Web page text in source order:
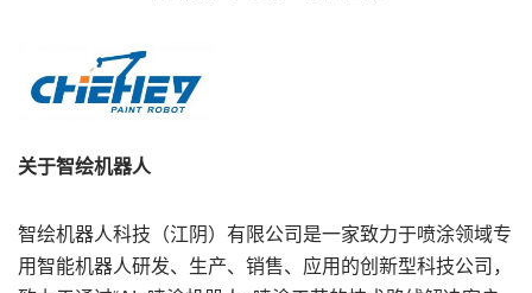
关于智绘机器人
智绘机器人科技（江阴）有限公司是一家致力于喷涂领域专
用智能机器人研发、生产、销售、应用的创新型科技公司，